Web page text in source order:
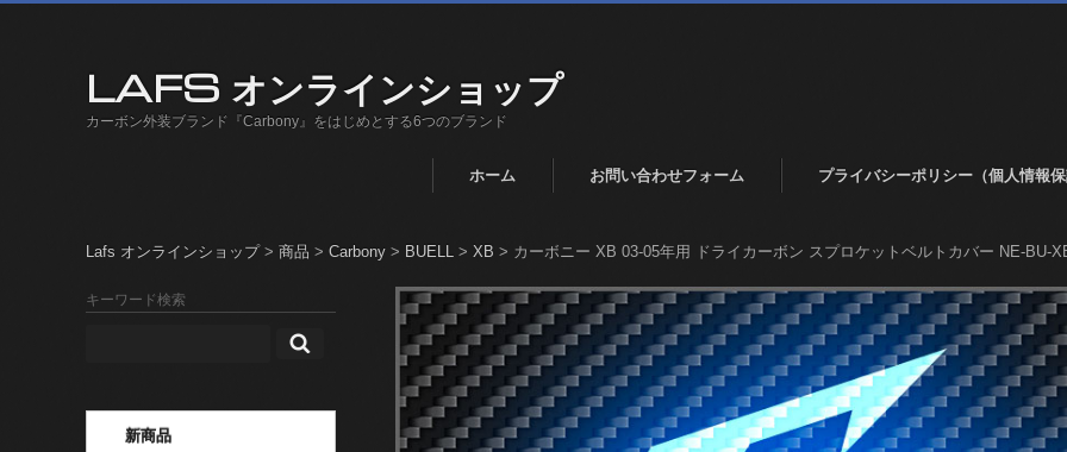
LAFS オンラインショップ
カーボン外装ブランド『Carbony』をはじめとする6つのブランド
ホーム お問い合わせフォーム プライバシーポリシー（個人情報
Lafs オンラインショップ> 商品 > Carbony > BUELL > XB > カーボニー XB 03-05年用 ドライカーボン スプロケットベルトカバー NE-BU-
キーワード検索
新商品